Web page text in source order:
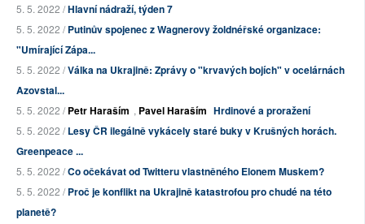
5. 5. 2022 /Hlavní nádraží, týden 7
5. 5. 2022 /Putinův spojenec z Wagnerovy žoldnéřské organizace:
"Umírající Zápa...
5. 5. 2022 /Válka na Ukrajině: Zprávy o "krvavých bojích" v ocelárnách
Azovstal...
5. 5. 2022 /Petr Haraším , Pavel Haraším Hrdinové a proražení
5. 5. 2022 /Lesy ČR ilegálně vykácely staré buky v Krušných horách.
Greenpeace ...
5. 5. 2022 /Co očekávat od Twitteru vlastněného Elonem Muskem?
5. 5. 2022 /Proč je konflikt na Ukrajině katastrofou pro chudé na této
planetě?